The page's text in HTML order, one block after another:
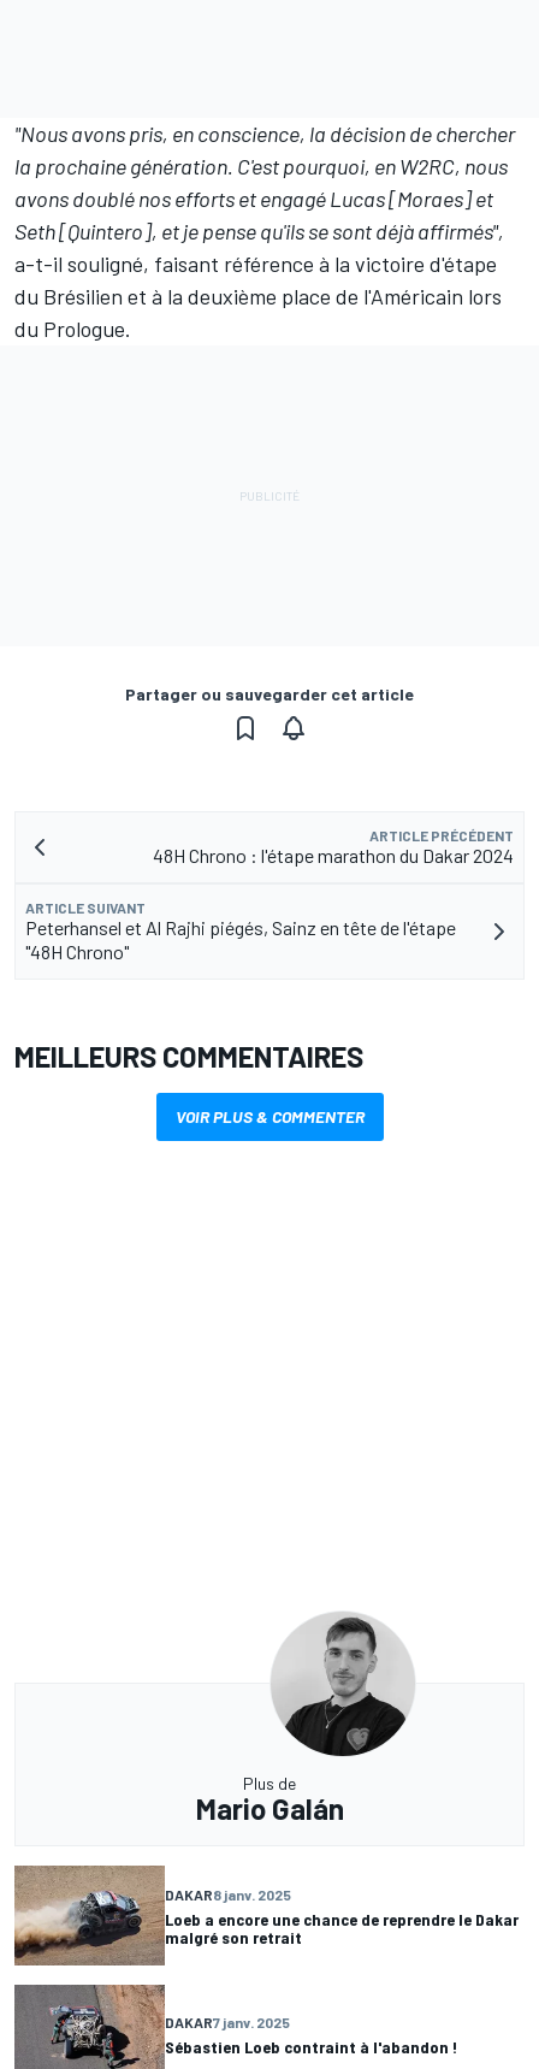
"Nous avons pris, en conscience, la décision de chercher
la prochaine génération. C'est pourquoi, en W2RC, nous
avons doublé nos efforts et engagé Lucas [Moraes] et
Seth [Quintero], et je pense qu'ils se sont déjà affirmés",
a-t-il souligné, faisant référence à la victoire d'étape
du Brésilien et à la deuxième place de l'Américain lors
du Prologue.
Partager ou sauvegarder cet article
ARTICLE PRÉCÉDENT
48H Chrono : l'étape marathon du Dakar 2024
ARTICLE SUIVANT
Peterhansel et Al Rajhi piégés, Sainz en tête de l'étape
"48H Chrono"
MEILLEURS COMMENTAIRES
VOIR PLUS & COMMENTER
Plus de
Mario Galán
DAKAR8 janv. 2025
Loeb a encore une chance de reprendre le Dakar
malgré son retrait
DAKAR7 janv. 2025
Sébastien Loeb contraint à l'abandon !